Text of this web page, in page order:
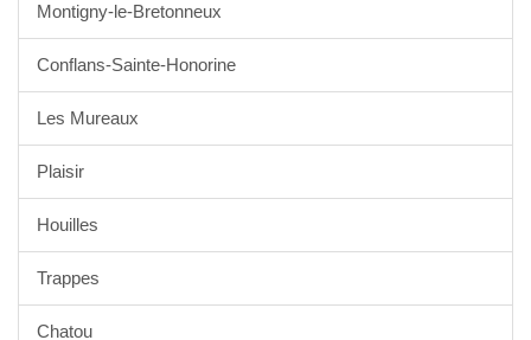
Montigny-le-Bretonneux
Conflans-Sainte-Honorine
Les Mureaux
Plaisir
Houilles
Trappes
Chatou